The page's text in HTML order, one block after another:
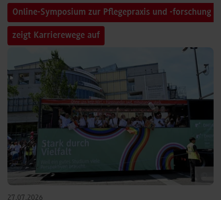
Online-Symposium zur Pflegepraxis und -forschung
zeigt Karrierewege auf
27.07.2026